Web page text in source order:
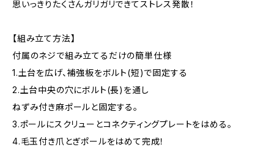
思いっきりたくさんガリガリできてストレス発散！
【組み立て方法】
付属のネジで組み立てるだけの簡単仕様
1.土台を広げ、補強板をボルト(短)で固定する
2.土台中央の穴にボルト(長)を通し
ねずみ付き麻ポールと固定する。
3.ポールにスクリューとコネクティングプレートをはめる。
4.毛玉付き爪とぎポールをはめて完成！